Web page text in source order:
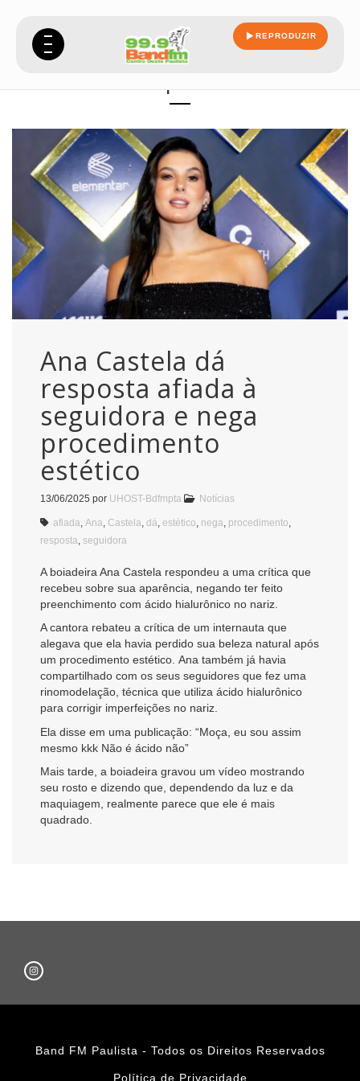
REPRODUZIR
Ana Castela dá
resposta afiada à
seguidora e nega
procedimento
estético
13/06/2025 por UHOST-Bdfmpta Notícias
afiada Ana Castela dá estético nega procedimento
resposta seguidora
A boiadeira Ana Castela respondeu a uma crítica que
recebeu sobre sua aparência, negando ter feito
preenchimento com ácido hialurônico no nariz.
A cantora rebateu a crítica de um internauta que
alegava que ela havia perdido sua beleza natural após
um procedimento estético. Ana também já havia
compartilhado com os seus seguidores que fez uma
rinomodelação, técnica que utiliza ácido hialurônico
para corrigir imperfeições no nariz.
Ela disse em uma publicação: “Moça, eu sou assim
mesmo kkk Não é ácido não”
Mais tarde, a boiadeira gravou um vídeo mostrando
seu rosto e dizendo que, dependendo da luz e da
maquiagem, realmente parece que ele é mais
quadrado.
Band FM Paulista - Todos os Direitos Reservados
Política de Privacidade